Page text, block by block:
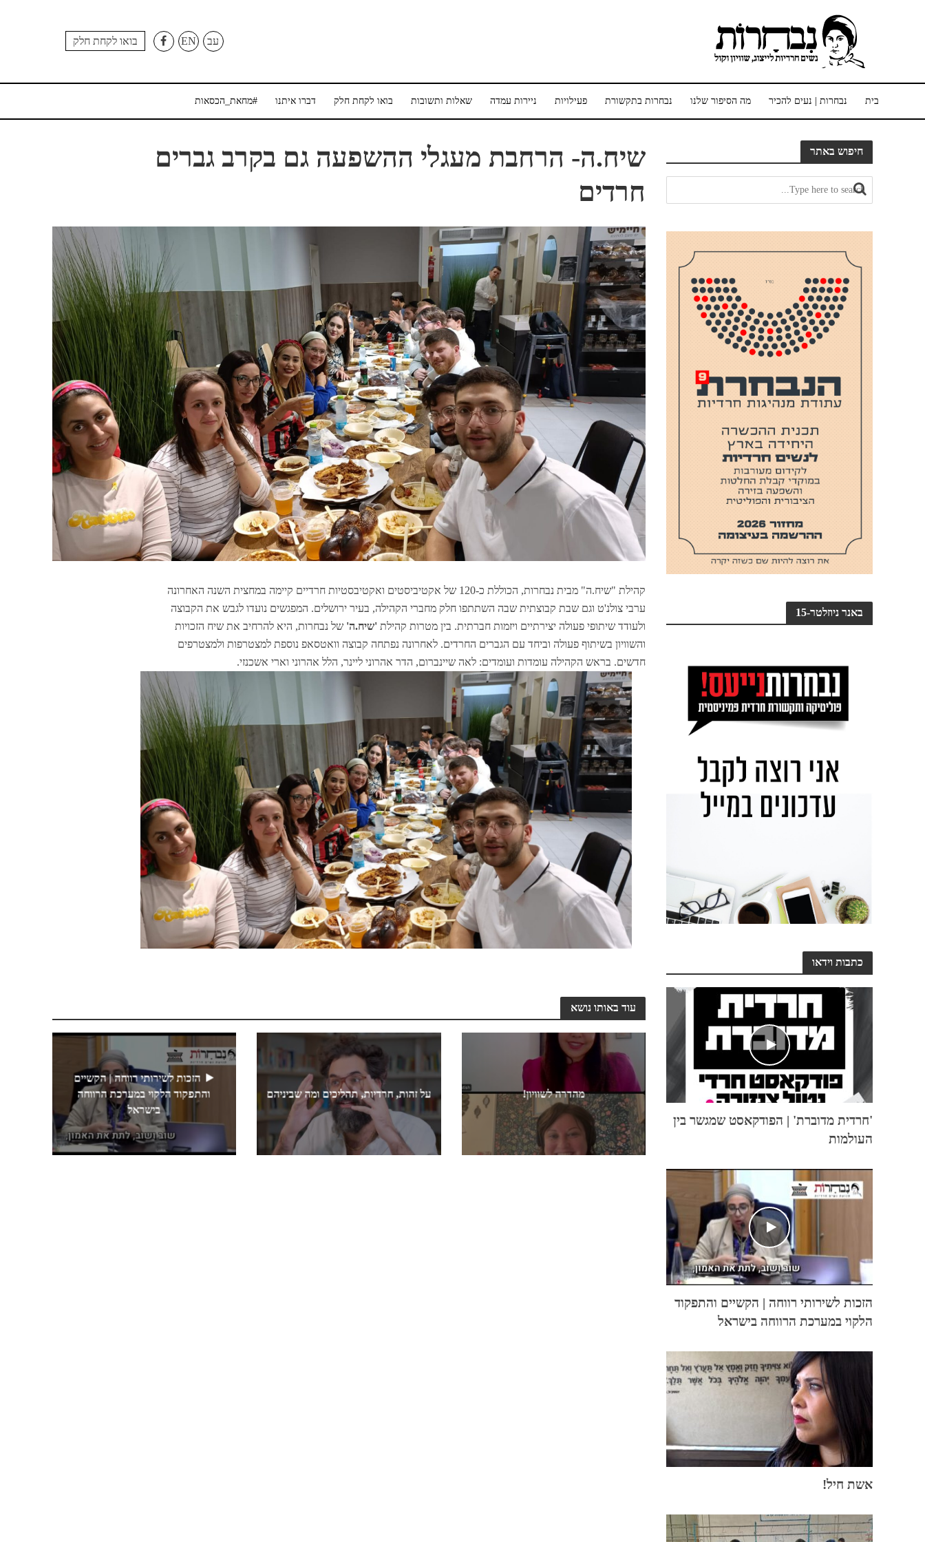
עב EN בואו לקחת חלק
בית נבחרות | נעים להכיר מה הסיפור שלנו נבחרות בתקשורת פעילויות ניירות עמדה שאלות ותשובות בואו לקחת חלק דברו איתנו #מחאת_הכסאות
שיח.ה- הרחבת מעגלי ההשפעה גם בקרב גברים
חרדים
קהילת "שיח.ה" מבית נבחרות, הכוללת כ-120 של אקטיביסטים ואקטיבסטיות חרדיים קיימה במחצית השנה האחרונה
ערבי צולנ'ט וגם שבת קבוצתית שבה השתתפו חלק מחברי הקהילה, בעיר ירושלים. המפגשים נועדו לגבש את הקבוצה
ולעודד שיתופי פעולה יצירתיים ויזמות חברתית. בין מטרות קהילת 'שיח.ה' של נבחרות, היא להרחיב את שיח הזכויות
והשוויון בשיתוף פעולה וביחד עם הגברים החרדים. לאחרונה נפתחה קבוצה וואטסאפ נוספת למצטרפות ולמצטרפים
חדשים. בראש הקהילה עומדות ועומדים: לאה שיינברום, הדר אהרוני ליינר, הלל אהרוני וארי אשכנזי.
עוד באותו נושא
מהדרה לשוויון! על זהות, חרדיות, תהליכים ומה שביניהם
הזכות לשירותי רווחה | הקשיים
והתפקוד הלקוי במערכת הרווחה
בישראל
חיפוש באתר
באנר ניוזלטר-15
כתבות וידאו
'חרדית מדוברת' | הפודקאסט שמגשר בין
העולמות
הזכות לשירותי רווחה | הקשיים והתפקוד
הלקוי במערכת הרווחה בישראל
אשת חיל!